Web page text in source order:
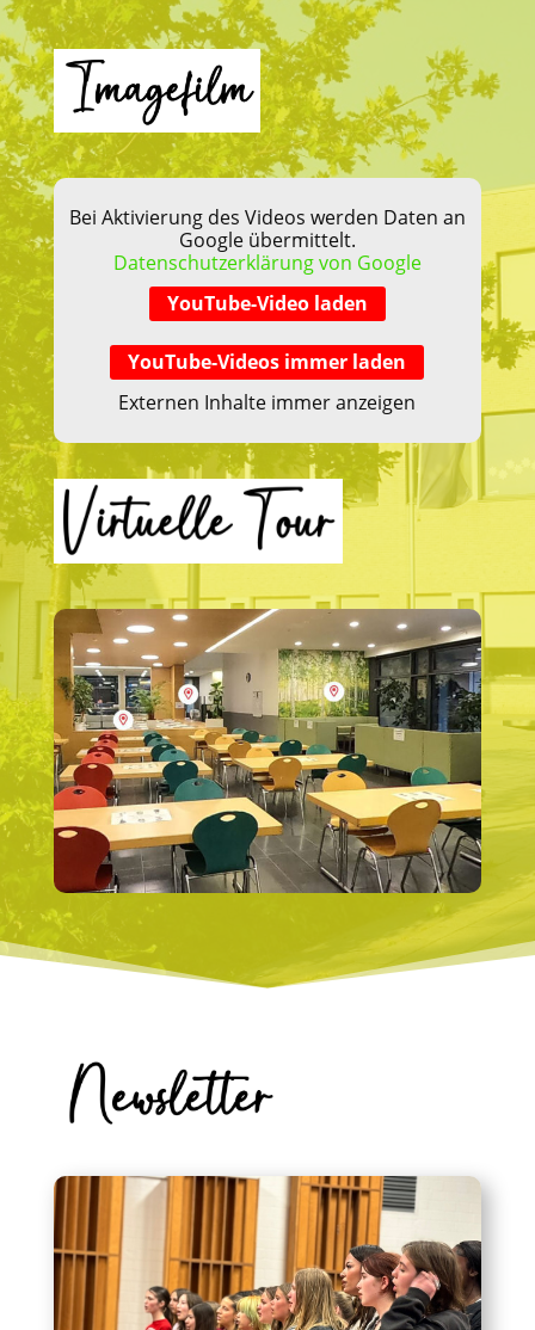
Bei Aktivierung des Videos werden Daten an
Google übermittelt.
Datenschutzerklärung von Google
YouTube-Video laden
YouTube-Videos immer laden
Externen Inhalte immer anzeigen